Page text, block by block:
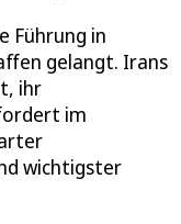
Führung in
gelangt. Irans
ihr
im
wichtigster